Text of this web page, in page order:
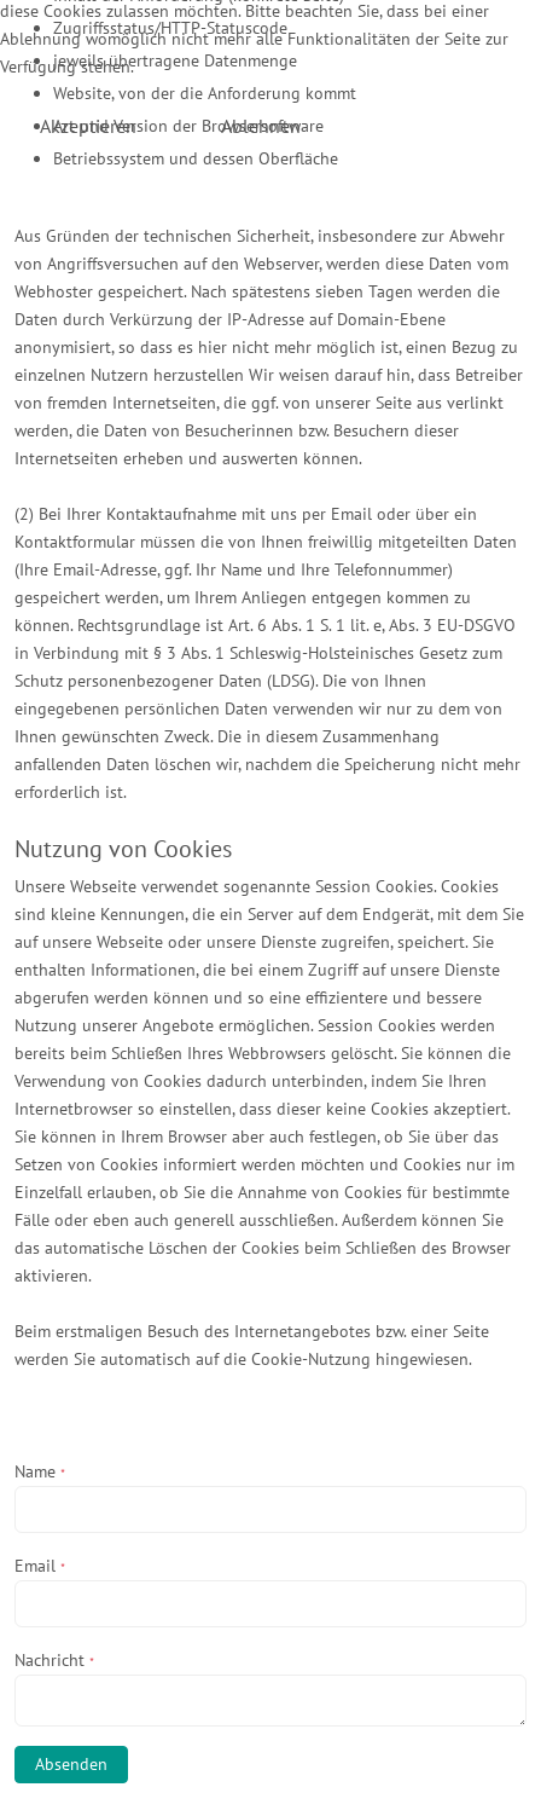
Zugriffsstatus/HTTP-Statuscode
jeweils übertragene Datenmenge
Website, von der die Anforderung kommt
Art und Version der Browsersoftware
Betriebssystem und dessen Oberfläche
Aus Gründen der technischen Sicherheit, insbesondere zur Abwehr
von Angriffsversuchen auf den Webserver, werden diese Daten vom
Webhoster gespeichert. Nach spätestens sieben Tagen werden die
Daten durch Verkürzung der IP-Adresse auf Domain-Ebene
anonymisiert, so dass es hier nicht mehr möglich ist, einen Bezug zu
einzelnen Nutzern herzustellen Wir weisen darauf hin, dass Betreiber
von fremden Internetseiten, die ggf. von unserer Seite aus verlinkt
werden, die Daten von Besucherinnen bzw. Besuchern dieser
Internetseiten erheben und auswerten können.
(2) Bei Ihrer Kontaktaufnahme mit uns per Email oder über ein
Kontaktformular müssen die von Ihnen freiwillig mitgeteilten Daten
(Ihre Email-Adresse, ggf. Ihr Name und Ihre Telefonnummer)
gespeichert werden, um Ihrem Anliegen entgegen kommen zu
können. Rechtsgrundlage ist Art. 6 Abs. 1 S. 1 lit. e, Abs. 3 EU-DSGVO
in Verbindung mit § 3 Abs. 1 Schleswig-Holsteinisches Gesetz zum
Schutz personenbezogener Daten (LDSG). Die von Ihnen
eingegebenen persönlichen Daten verwenden wir nur zu dem von
Ihnen gewünschten Zweck. Die in diesem Zusammenhang
anfallenden Daten löschen wir, nachdem die Speicherung nicht mehr
erforderlich ist.
Nutzung von Cookies
Unsere Webseite verwendet sogenannte Session Cookies. Cookies
sind kleine Kennungen, die ein Server auf dem Endgerät, mit dem Sie
auf unsere Webseite oder unsere Dienste zugreifen, speichert. Sie
enthalten Informationen, die bei einem Zugriff auf unsere Dienste
abgerufen werden können und so eine effizientere und bessere
Nutzung unserer Angebote ermöglichen. Session Cookies werden
bereits beim Schließen Ihres Webbrowsers gelöscht. Sie können die
Verwendung von Cookies dadurch unterbinden, indem Sie Ihren
Internetbrowser so einstellen, dass dieser keine Cookies akzeptiert.
Sie können in Ihrem Browser aber auch festlegen, ob Sie über das
Setzen von Cookies informiert werden möchten und Cookies nur im
Einzelfall erlauben, ob Sie die Annahme von Cookies für bestimmte
Fälle oder eben auch generell ausschließen. Außerdem können Sie
das automatische Löschen der Cookies beim Schließen des Browser
aktivieren.
Beim erstmaligen Besuch des Internetangebotes bzw. einer Seite
werden Sie automatisch auf die Cookie-Nutzung hingewiesen.
Name *
Email *
Nachricht *
Absenden
diese Cookies zulassen möchten. Bitte beachten Sie, dass bei einer
Ablehnung womöglich nicht mehr alle Funktionalitäten der Seite zur
Verfügung stehen.
Akzeptieren Ablehnen